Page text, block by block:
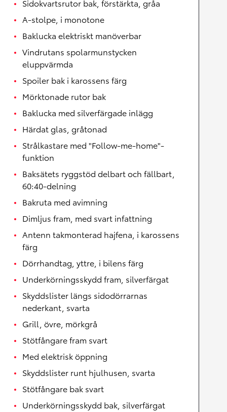
Sidokvartsrutor bak, förstärkta, gråa
A-stolpe, i monotone
Baklucka elektriskt manöverbar
Vindrutans spolarmunstycken
eluppvärmda
Spoiler bak i karossens färg
Mörktonade rutor bak
Baklucka med silverfärgade inlägg
Härdat glas, gråtonad
Strålkastare med "Follow-me-home"-
funktion
Baksätets ryggstöd delbart och fällbart,
60:40-delning
Bakruta med avimning
Dimljus fram, med svart infattning
Antenn takmonterad hajfena, i karossens
färg
Dörrhandtag, yttre, i bilens färg
Underkörningsskydd fram, silverfärgat
Skyddslister längs sidodörrarnas
nederkant, svarta
Grill, övre, mörkgrå
Stötfångare fram svart
Med elektrisk öppning
Skyddslister runt hjulhusen, svarta
Stötfångare bak svart
Underkörningsskydd bak, silverfärgat